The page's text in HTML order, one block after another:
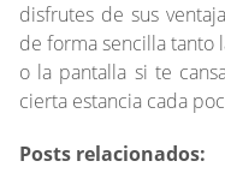
disfrutes de sus
de forma sencilla tanto
o la pantalla si te
cierta estancia cada
Posts relacionados: